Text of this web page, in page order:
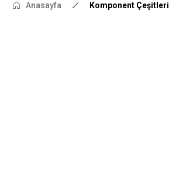
Anasayfa Komponent Çeşitleri